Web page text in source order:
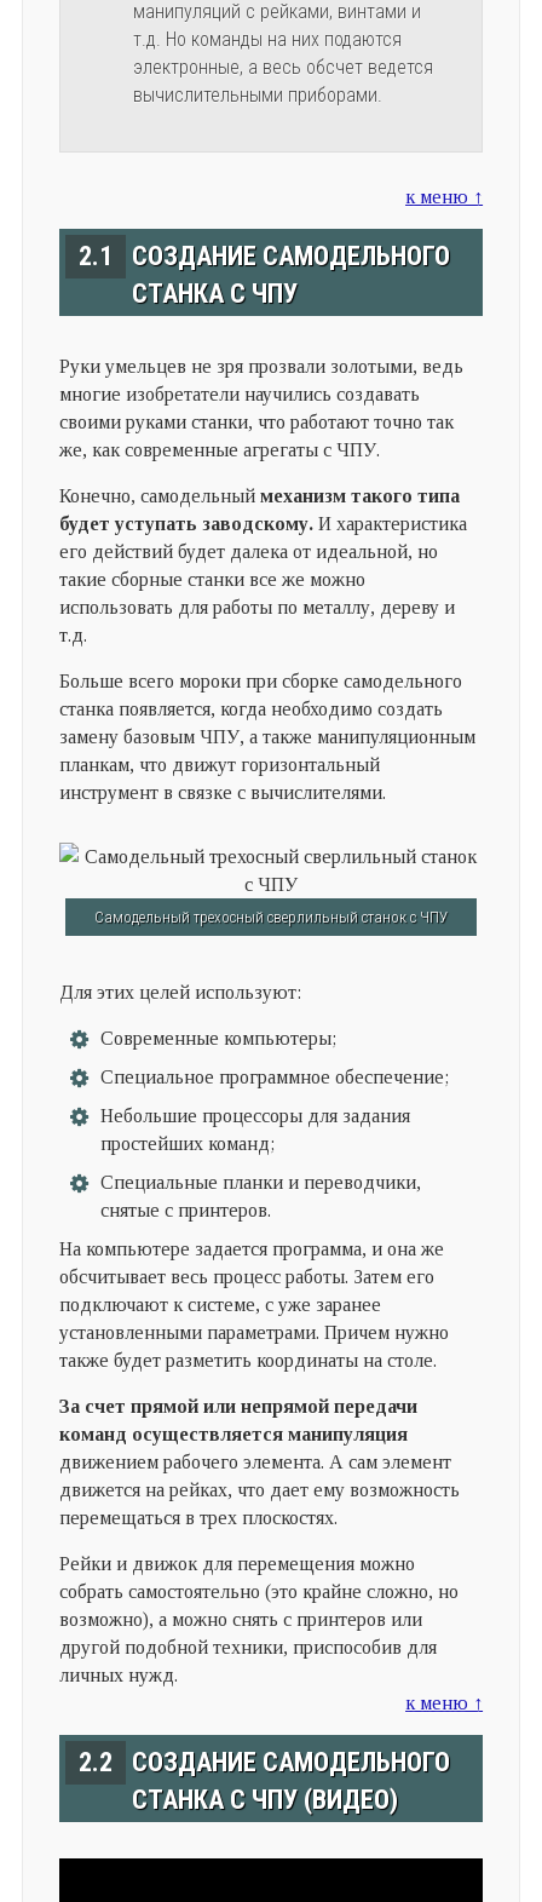
манипуляций с рейками, винтами и
т.д. Но команды на них подаются
электронные, а весь обсчет ведется
вычислительными приборами.
к меню ↑
2.1
СОЗДАНИЕ САМОДЕЛЬНОГО
СТАНКА С ЧПУ
Руки умельцев не зря прозвали золотыми, ведь
многие изобретатели научились создавать
своими руками станки, что работают точно так
же, как современные агрегаты с ЧПУ.
Конечно, самодельный механизм такого типа
будет уступать заводскому.И характеристика
его действий будет далека от идеальной, но
такие сборные станки все же можно
использовать для работы по металлу, дереву и
т.д.
Больше всего мороки при сборке самодельного
станка появляется, когда необходимо создать
замену базовым ЧПУ, а также манипуляционным
планкам, что движут горизонтальный
инструмент в связке с вычислителями.
Самодельный трехосный сверлильный станок с ЧПУ
Для этих целей используют:
Современные компьютеры;
Специальное программное обеспечение;
Небольшие процессоры для задания
простейших команд;
Специальные планки и переводчики,
снятые с принтеров.
На компьютере задается программа, и она же
обсчитывает весь процесс работы. Затем его
подключают к системе, с уже заранее
установленными параметрами. Причем нужно
также будет разметить координаты на столе.
За счет прямой или непрямой передачи
команд осуществляется манипуляция
движением рабочего элемента. А сам элемент
движется на рейках, что дает ему возможность
перемещаться в трех плоскостях.
Рейки и движок для перемещения можно
собрать самостоятельно (это крайне сложно, но
возможно), а можно снять с принтеров или
другой подобной техники, приспособив для
личных нужд.
к меню ↑
2.2
СОЗДАНИЕ САМОДЕЛЬНОГО
СТАНКА С ЧПУ (ВИДЕО)